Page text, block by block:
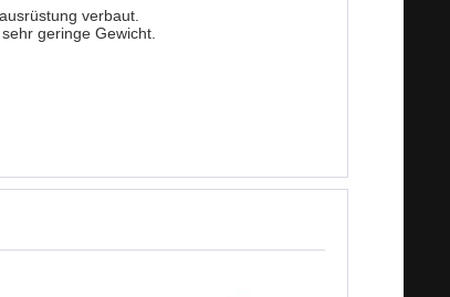
verbaut.
geringe Gewicht.